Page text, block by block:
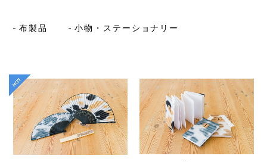
布製品 小物・ステーショナリー